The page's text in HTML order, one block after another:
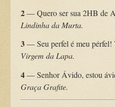
2— Quero ser sua 2HB de
Lindinha da Murta.
3— Seu perfel é meu pérfel!
Virgem da Lapa.
4— Senhor Ávido, estou
Graça Grafite.